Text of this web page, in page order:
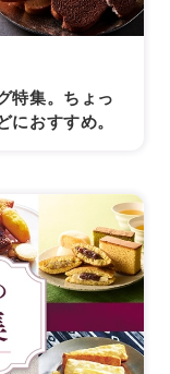
特集。ちょっ
おすすめ。